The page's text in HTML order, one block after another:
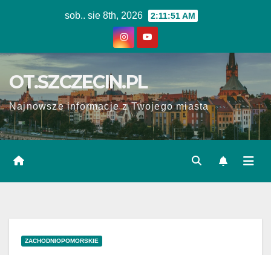
sob.. sie 8th, 2026 2:11:52 AM
OT.SZCZECIN.PL
Najnowsze informacje z Twojego miasta
ZACHODNIOPOMORSKIE